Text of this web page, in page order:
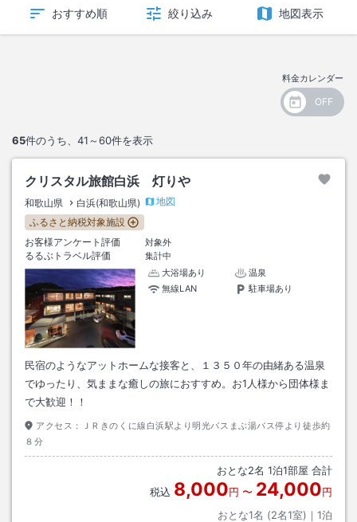
おすすめ順 絞り込み 地図表示
料金カレンダー
65件のうち、 41～60件を表示
クリスタル旅館白浜 灯りや
和歌山県 白浜(和歌山県)
地図
ふるさと納税対象施設
お客様アンケート評価
対象外
るるぶトラベル評価
集計中
大浴場あり
温泉
無線LAN
駐車場あり
民宿のようなアットホームな接客と、１３５０年の由緒ある温泉
でゆったり、気ままな癒しの旅におすすめ。お1人様から団体様ま
で大歓迎！！
アクセス：
ＪＲきのくに線白浜駅より明光バスまぶ湯バス停より徒歩約
８分
おとな2名 1泊1部屋 合計
税込 8,000円 〜 24,000円
おとな1名 (2名1室)｜ 1泊